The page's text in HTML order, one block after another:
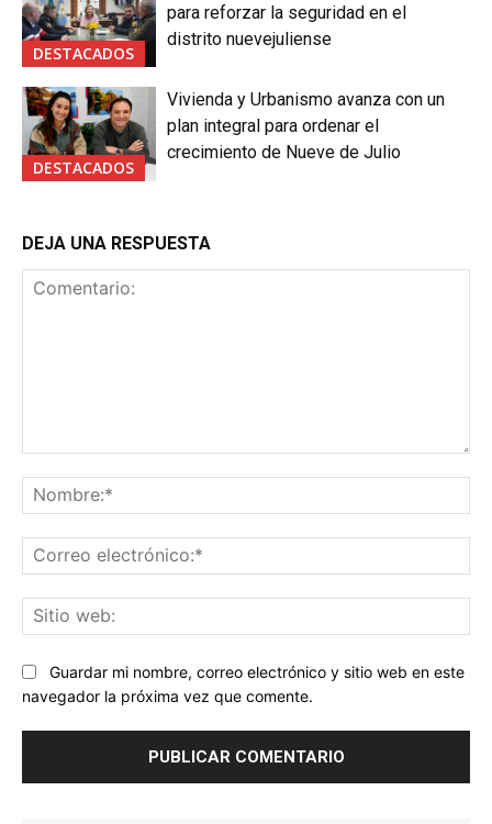
DESTACADOS
para reforzar la seguridad en el
distrito nuevejuliense
DESTACADOS
Vivienda y Urbanismo avanza con un
plan integral para ordenar el
crecimiento de Nueve de Julio
DEJA UNA RESPUESTA
Guardar mi nombre, correo electrónico y sitio web en este
navegador la próxima vez que comente.